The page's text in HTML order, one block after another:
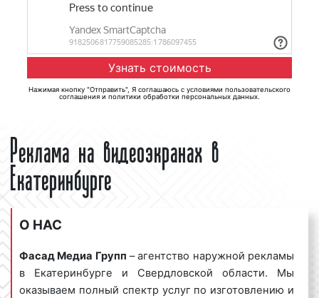
Нажимая кнопку "Отправить", Я соглашаюсь с условиями пользовательского
соглашения и политики обработки персональных данных
Реклама на видеоэкранах в
Екатеринбурге
О НАС
Фасад Медиа Групп – агентство наружной рекламы
в Екатеринбурге и Свердловской области. Мы
оказываем полный спектр услуг по изготовлению и